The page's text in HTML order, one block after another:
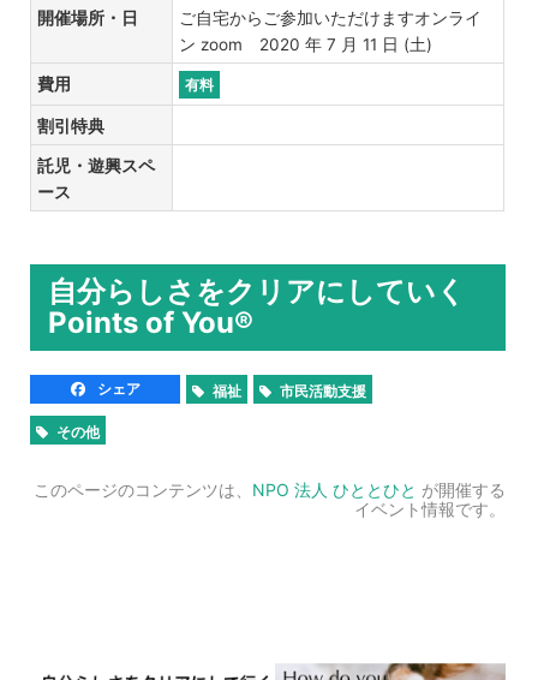
開催場所・日
ご自宅からご参加いただけますオンライ
ン zoom 2020 年 7 月 11 日 (土)
費用 有料
割引特典
託児・遊興スペ
ース
自分らしさをクリアにしていく
Points of You®
シェア 福祉 市民活動支援
その他
このページのコンテンツは、 NPO 法人 ひととひと が開催する
イベント情報です。